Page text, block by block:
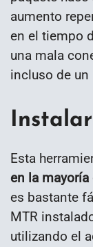
aumento
en el tiempo
una mala
incluso de
Esta
en la
es bastante
MTR
utilizando el